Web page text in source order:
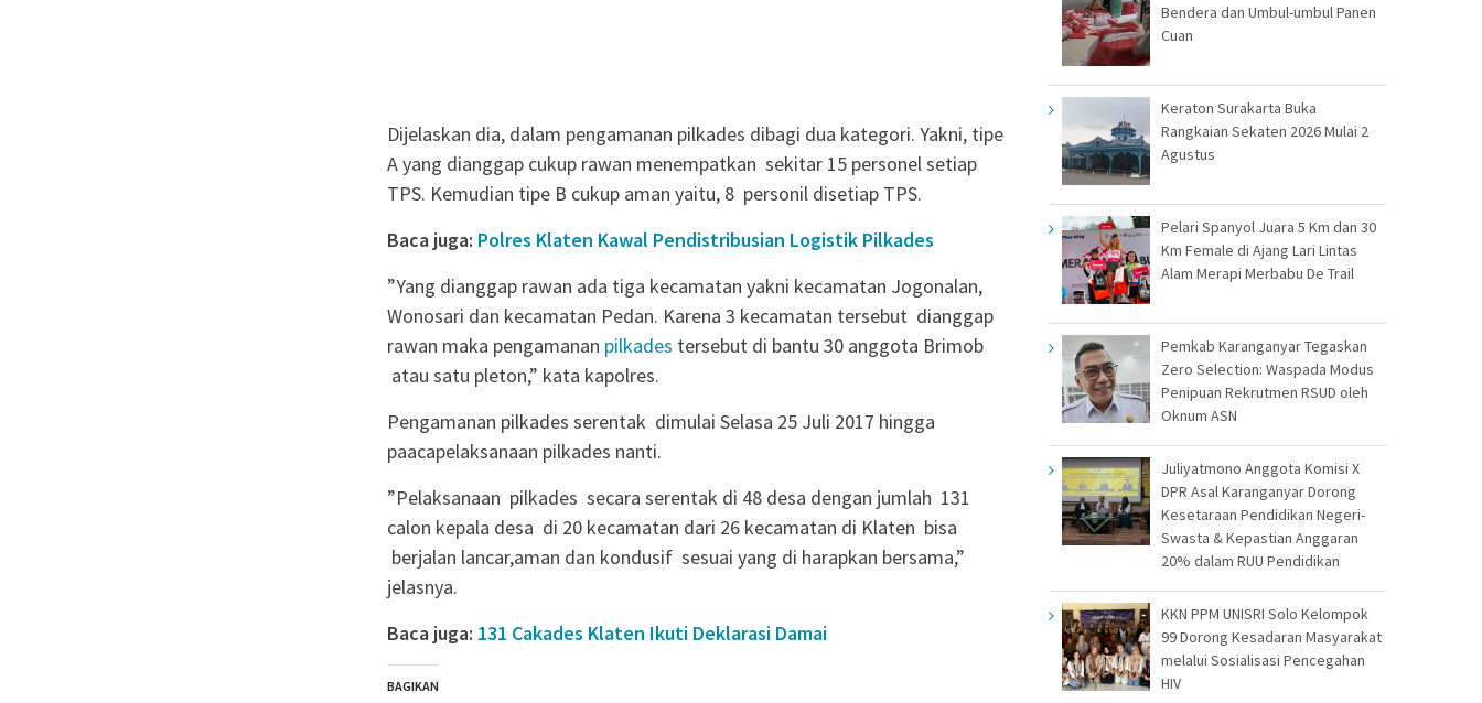
Dijelaskan dia, dalam pengamanan pilkades dibagi dua kategori. Yakni, tipe
A yang dianggap cukup rawan menempatkan sekitar 15 personel setiap
TPS. Kemudian tipe B cukup aman yaitu, 8 personil disetiap TPS.
Baca juga: Polres Klaten Kawal Pendistribusian Logistik Pilkades
”Yang dianggap rawan ada tiga kecamatan yakni kecamatan Jogonalan,
Wonosari dan kecamatan Pedan. Karena 3 kecamatan tersebut dianggap
rawan maka pengamanan pilkades tersebut di bantu 30 anggota Brimob
atau satu pleton,” kata kapolres.
Pengamanan pilkades serentak dimulai Selasa 25 Juli 2017 hingga
paacapelaksanaan pilkades nanti.
”Pelaksanaan pilkades secara serentak di 48 desa dengan jumlah 131
calon kepala desa di 20 kecamatan dari 26 kecamatan di Klaten bisa
berjalan lancar,aman dan kondusif sesuai yang di harapkan bersama,”
jelasnya.
Baca juga: 131 Cakades Klaten Ikuti Deklarasi Damai
BAGIKAN
Bendera dan Umbul-umbul Panen
Cuan
Keraton Surakarta Buka
Rangkaian Sekaten 2026 Mulai 2
Agustus
Pelari Spanyol Juara 5 Km dan 30
Km Female di Ajang Lari Lintas
Alam Merapi Merbabu De Trail
Pemkab Karanganyar Tegaskan
Zero Selection: Waspada Modus
Penipuan Rekrutmen RSUD oleh
Oknum ASN
Juliyatmono Anggota Komisi X
DPR Asal Karanganyar Dorong
Kesetaraan Pendidikan Negeri-
Swasta & Kepastian Anggaran
20% dalam RUU Pendidikan
KKN PPM UNISRI Solo Kelompok
99 Dorong Kesadaran Masyarakat
melalui Sosialisasi Pencegahan
HIV